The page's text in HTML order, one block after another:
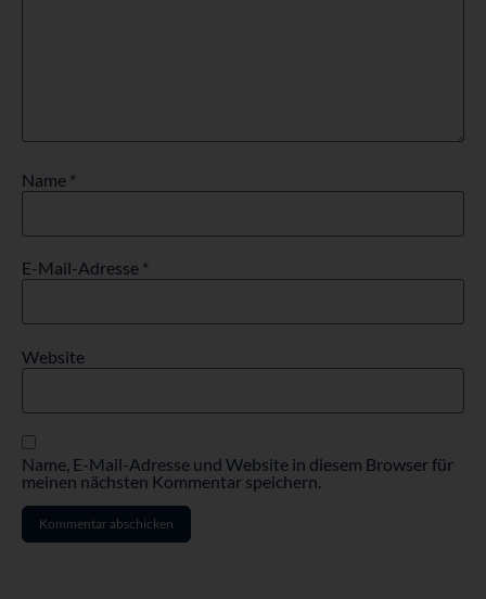
Name *
E-Mail-Adresse *
Website
Name, E-Mail-Adresse und Website in diesem Browser für
meinen nächsten Kommentar speichern.